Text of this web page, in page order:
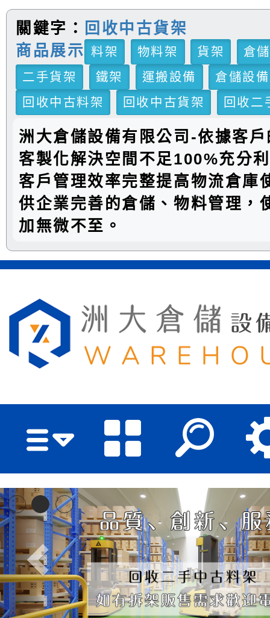
關鍵字：
回收中古貨架
商品展示 料架 物料架 貨架
倉
二手貨架
鐵架 運搬設備
倉儲設備
回收中古料架
回收中古貨架 回收二
洲大倉儲設備有限公司-依據客
客製化解決空間不足100%充分
客戶管理效率完整提高物流倉庫
供企業完善的倉儲、物料管理，
加無微不至。
洲大倉儲設備有限公司
塑膠棧板販售